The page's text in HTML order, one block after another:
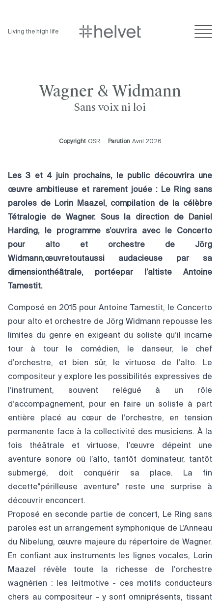
Living the high life
Wagner & Widmann
Sans voix ni loi
Copyright OSR Parution Avril 2026
Les 3 et 4 juin prochains, le public découvrira une
œuvre ambitieuse et rarement jouée : Le Ring sans
paroles de Lorin Maazel, compilation de la célèbre
Tétralogie de Wagner. Sous la direction de Daniel
Harding, le programme s’ouvrira avec le Concerto
pour alto et orchestre de Jörg
Widmann,œuvretoutaussi audacieuse par sa
dimensionthéâtrale, portéepar l’altiste Antoine
Tamestit.
Composé en 2015 pour Antoine Tamestit, le Concerto
pour alto et orchestre de Jörg Widmann repousse les
limites du genre en exigeant du soliste qu’il incarne
tour à tour le comédien, le danseur, le chef
d’orchestre, et bien sûr, le virtuose de l’alto. Le
compositeur y explore les possibilités expressives de
l’instrument, souvent relégué à un rôle
d’accompagnement, pour en faire un soliste à part
entière placé au cœur de l’orchestre, en tension
permanente face à la collectivité des musiciens. À la
fois théâtrale et virtuose, l’œuvre dépeint une
aventure sonore où l’alto, tantôt dominateur, tantôt
submergé, doit conquérir sa place. La fin
decette"périlleuse aventure" reste une surprise à
découvrir enconcert.
Proposé en seconde partie de concert, Le Ring sans
paroles est un arrangement symphonique de L’Anneau
du Nibelung, œuvre majeure du répertoire de Wagner.
En confiant aux instruments les lignes vocales, Lorin
Maazel révèle toute la richesse de l’orchestre
wagnérien : les leitmotive - ces motifs conducteurs
chers au compositeur - y sont omniprésents, tissant